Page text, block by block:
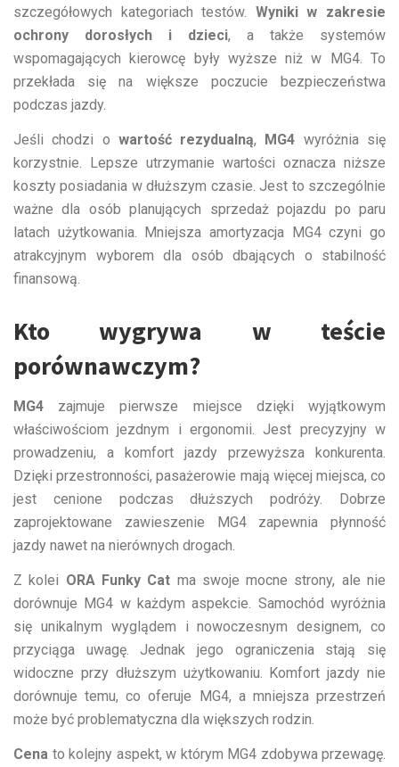
szczegółowych kategoriach testów. Wyniki w zakresie
ochrony dorosłych i dzieci, a także systemów
wspomagających kierowcę były wyższe niż w MG4. To
przekłada się na większe poczucie bezpieczeństwa
podczas jazdy.
Jeśli chodzi o wartość rezydualną, MG4 wyróżnia się
korzystnie. Lepsze utrzymanie wartości oznacza niższe
koszty posiadania w dłuższym czasie. Jest to szczególnie
ważne dla osób planujących sprzedaż pojazdu po paru
latach użytkowania. Mniejsza amortyzacja MG4 czyni go
atrakcyjnym wyborem dla osób dbających o stabilność
finansową.
Kto wygrywa w teście
porównawczym?
MG4 zajmuje pierwsze miejsce dzięki wyjątkowym
właściwościom jezdnym i ergonomii. Jest precyzyjny w
prowadzeniu, a komfort jazdy przewyższa konkurenta.
Dzięki przestronności, pasażerowie mają więcej miejsca, co
jest cenione podczas dłuższych podróży. Dobrze
zaprojektowane zawieszenie MG4 zapewnia płynność
jazdy nawet na nierównych drogach.
Z kolei ORA Funky Cat ma swoje mocne strony, ale nie
dorównuje MG4 w każdym aspekcie. Samochód wyróżnia
się unikalnym wyglądem i nowoczesnym designem, co
przyciąga uwagę. Jednak jego ograniczenia stają się
widoczne przy dłuższym użytkowaniu. Komfort jazdy nie
dorównuje temu, co oferuje MG4, a mniejsza przestrzeń
może być problematyczna dla większych rodzin.
Cena to kolejny aspekt, w którym MG4 zdobywa przewagę.